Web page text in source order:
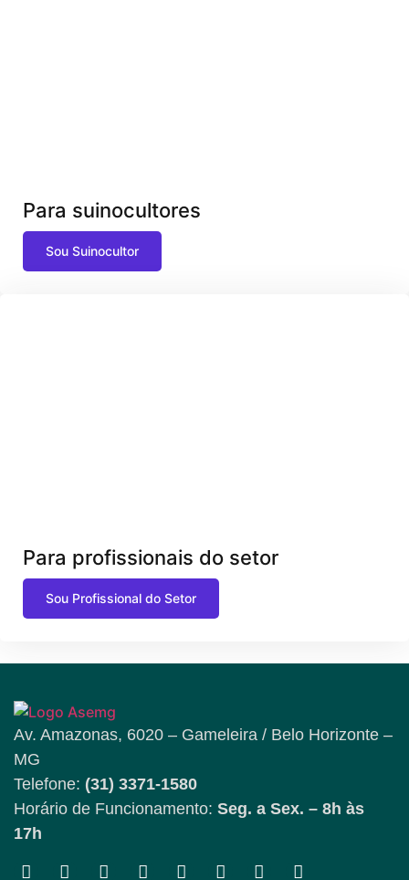
Para suinocultores
Sou Suinocultor
Para profissionais do setor
Sou Profissional do Setor
Av. Amazonas, 6020 – Gameleira / Belo Horizonte –
MG
Telefone: (31) 3371-1580
Horário de Funcionamento: Seg. a Sex. – 8h às
17h